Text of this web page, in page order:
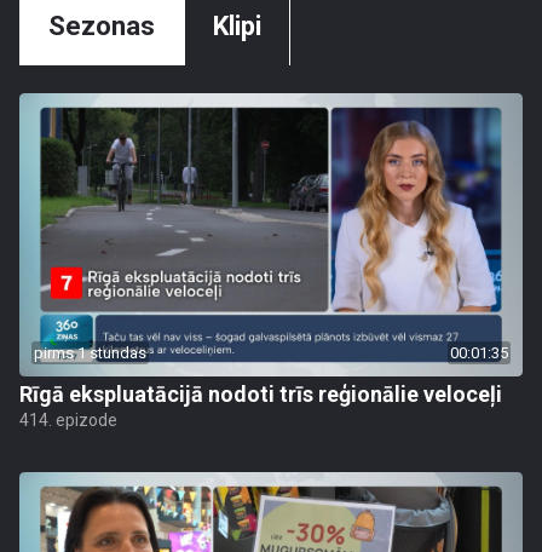
Sezonas Klipi
pirms 1 stundas 00:01:35
Rīgā ekspluatācijā nodoti trīs reģionālie veloceļi
414. epizode